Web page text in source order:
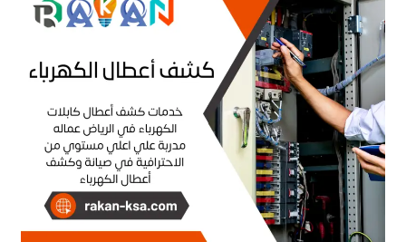
كشف
أعطال
كابلات
الكهرباء
بالرياض-0570449916-